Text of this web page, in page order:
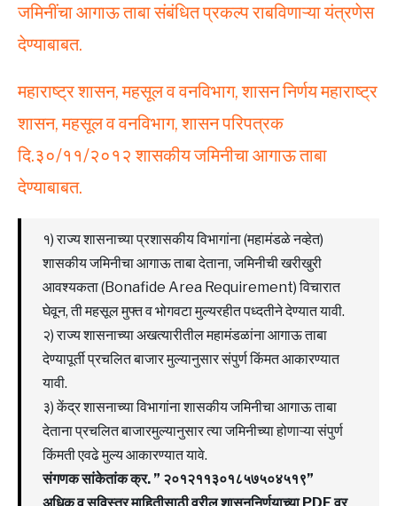
जमिनींचा आगाऊ ताबा संबंधित प्रकल्प राबविणाऱ्या यंत्रणेस
देण्याबाबत.
महाराष्ट्र शासन, महसूल व वनविभाग, शासन निर्णय महाराष्ट्र
शासन, महसूल व वनविभाग, शासन परिपत्रक
दि.३०/११/२०१२ शासकीय जमिनीचा आगाऊ ताबा
देण्याबाबत.
१) राज्य शासनाच्या प्रशासकीय विभागांना (महामंडळे नव्हेत)
शासकीय जमिनीचा आगाऊ ताबा देताना, जमिनीची खरीखुरी
आवश्यकता (Bonafide Area Requirement) विचारात
घेवून, ती महसूल मुफ्त व भोगवटा मुल्यरहीत पध्दतीने देण्यात यावी.
२) राज्य शासनाच्या अखत्यारीतील महामंडळांना आगाऊ ताबा
देण्यापूर्ती प्रचलित बाजार मुल्यानुसार संपुर्ण किंमत आकारण्यात
यावी.
३) केंद्र शासनाच्या विभागांना शासकीय जमिनीचा आगाऊ ताबा
देताना प्रचलित बाजारमुल्यानुसार त्या जमिनीच्या होणाऱ्या संपुर्ण
किंमती एवढे मुल्य आकारण्यात यावे.
संगणक सांकेतांक क्र. ” २०१२११३०१८५७५०४५१९”